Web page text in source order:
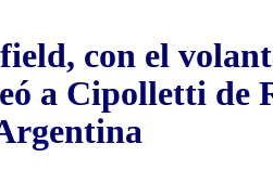
con el
a Cipolletti de